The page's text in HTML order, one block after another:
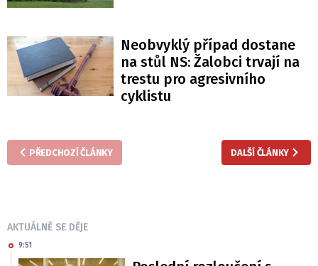
Neobvyklý případ dostane
na stůl NS: Žalobci trvají na
trestu pro agresivního
cyklistu
PŘEDCHOZÍ ČLÁNKY DALŠÍ ČLÁNKY
AKTUÁLNĚ SE DĚJE
9:51